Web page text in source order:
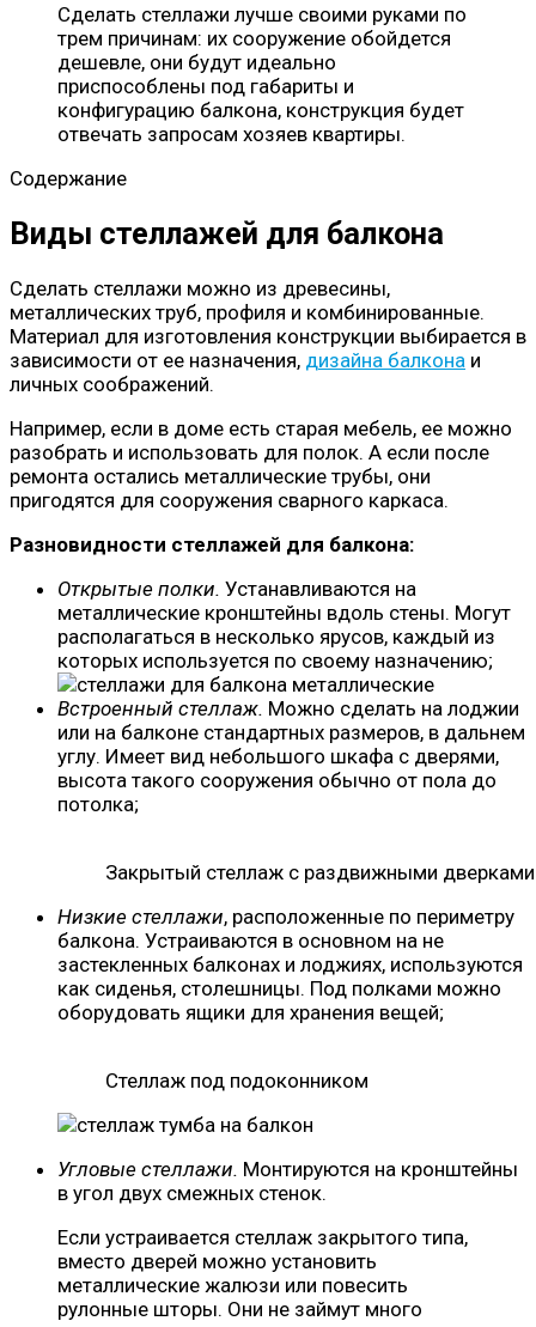
Сделать стеллажи лучше своими руками по
трем причинам: их сооружение обойдется
дешевле, они будут идеально
приспособлены под габариты и
конфигурацию балкона, конструкция будет
отвечать запросам хозяев квартиры.
Содержание
Виды стеллажей для балкона
Сделать стеллажи можно из древесины,
металлических труб, профиля и комбинированные.
Материал для изготовления конструкции выбирается в
зависимости от ее назначения, дизайна балкона и
личных соображений.
Например, если в доме есть старая мебель, ее можно
разобрать и использовать для полок. А если после
ремонта остались металлические трубы, они
пригодятся для сооружения сварного каркаса.
Разновидности стеллажей для балкона:
Открытые полки. Устанавливаются на
металлические кронштейны вдоль стены. Могут
располагаться в несколько ярусов, каждый из
которых используется по своему назначению;
Встроенный стеллаж. Можно сделать на лоджии
или на балконе стандартных размеров, в дальнем
углу. Имеет вид небольшого шкафа с дверями,
высота такого сооружения обычно от пола до
потолка;
Закрытый стеллаж с раздвижными дверками
Низкие стеллажи, расположенные по периметру
балкона. Устраиваются в основном на не
застекленных балконах и лоджиях, используются
как сиденья, столешницы. Под полками можно
оборудовать ящики для хранения вещей;
Стеллаж под подоконником
Угловые стеллажи. Монтируются на кронштейны
в угол двух смежных стенок.
Если устраивается стеллаж закрытого типа,
вместо дверей можно установить
металлические жалюзи или повесить
рулонные шторы. Они не займут много